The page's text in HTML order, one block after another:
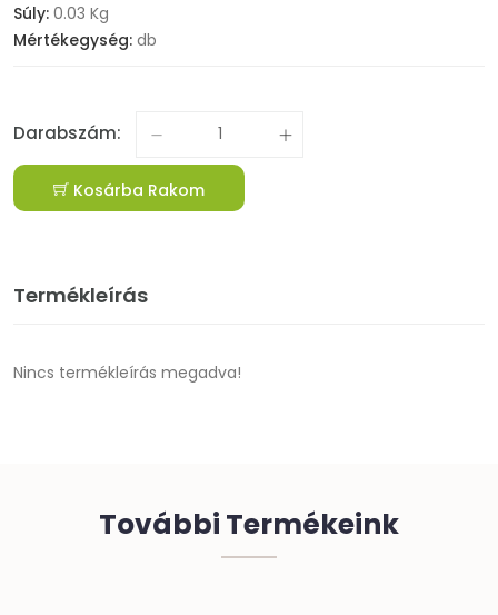
Súly: 0.03 Kg
Mértékegység: db
Darabszám:
Kosárba Rakom
Termékleírás
Nincs termékleírás megadva!
További Termékeink